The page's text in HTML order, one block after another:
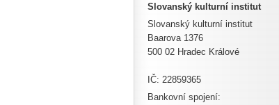
Slovanský kulturní institut
Slovanský kulturní institut
Baarova 1376
500 02 Hradec Králové
IČ: 22859365
Bankovní spojení: